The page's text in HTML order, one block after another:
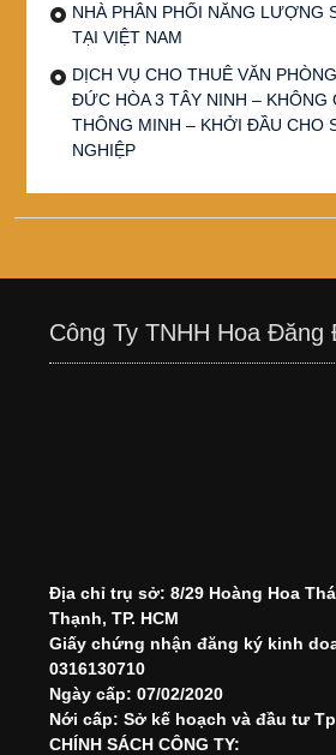
NHÀ PHÂN PHỐI NĂNG LƯỢNG
TẠI VIỆT NAM
DỊCH VỤ CHO THUÊ VĂN
ĐỨC HÒA 3 TÂY NINH – KHÔNG
THÔNG MINH – KHỞI ĐẦU CHO
NGHIỆP
Công Ty TNHH Hoa
Địa chỉ trụ sở: 8/29 Hoàng Hoa
Thạnh, TP. HCM
Giấy chứng nhận đăng ký kinh
0316130710
Ngày cấp: 07/02/2020
Nới cấp: Sở kế hoạch và đầu tư
CHÍNH SÁCH CÔNG TY: